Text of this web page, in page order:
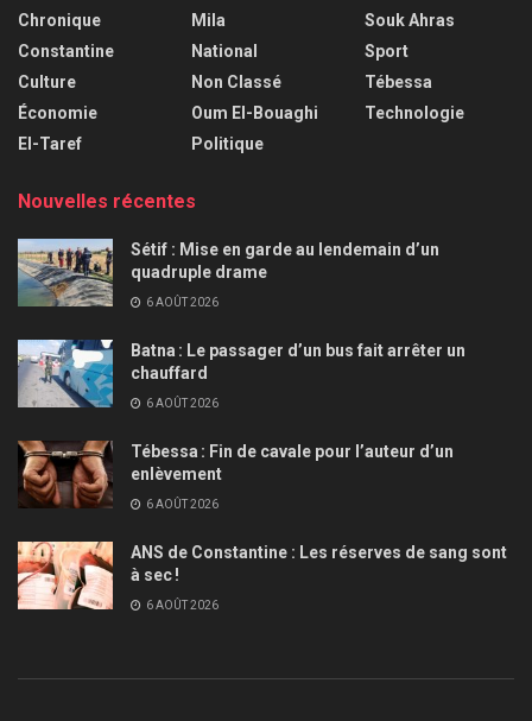
Chronique
Constantine
Culture
Économie
El-Taref
Mila
National
Non Classé
Oum El-Bouaghi
Politique
Souk Ahras
Sport
Tébessa
Technologie
Nouvelles récentes
Sétif : Mise en garde au lendemain d’un
quadruple drame
6 AOÛT 2026
Batna : Le passager d’un bus fait arrêter un
chauffard
6 AOÛT 2026
Tébessa : Fin de cavale pour l’auteur d’un
enlèvement
6 AOÛT 2026
ANS de Constantine : Les réserves de sang sont
à sec !
6 AOÛT 2026